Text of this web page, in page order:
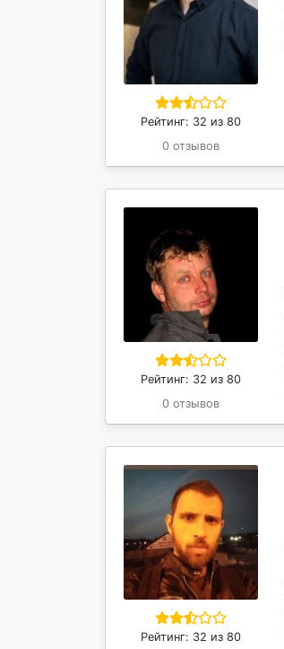
Рейтинг: 32 из 80
0 отзывов
Рейтинг: 32 из 80
0 отзывов
Рейтинг: 32 из 80